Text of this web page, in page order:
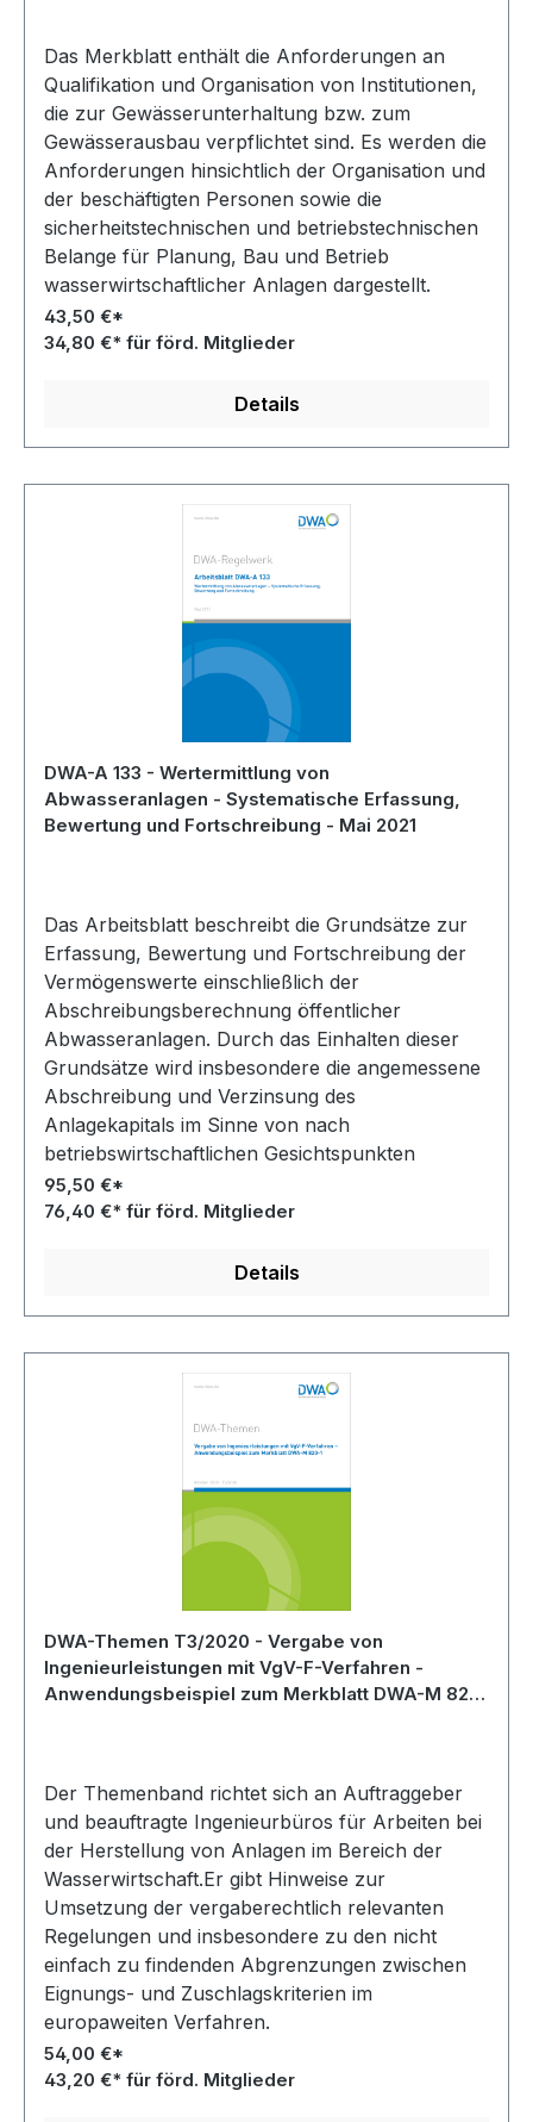
Das Merkblatt enthält die Anforderungen an
Qualifikation und Organisation von Institutionen,
die zur Gewässerunterhaltung bzw. zum
Gewässerausbau verpflichtet sind. Es werden die
Anforderungen hinsichtlich der Organisation und
der beschäftigten Personen sowie die
sicherheitstechnischen und betriebstechnischen
Belange für Planung, Bau und Betrieb
wasserwirtschaftlicher Anlagen dargestellt.
43,50 €*
34,80 €* für förd. Mitglieder
Details
DWA-A 133 - Wertermittlung von
Abwasseranlagen - Systematische Erfassung,
Bewertung und Fortschreibung - Mai 2021
Das Arbeitsblatt beschreibt die Grundsätze zur
Erfassung, Bewertung und Fortschreibung der
Vermögenswerte einschließlich der
Abschreibungsberechnung öffentlicher
Abwasseranlagen. Durch das Einhalten dieser
Grundsätze wird insbesondere die angemessene
Abschreibung und Verzinsung des
Anlagekapitals im Sinne von nach
betriebswirtschaftlichen Gesichtspunkten
ermittelten Entgelten gewährleistet.
95,50 €*
76,40 €* für förd. Mitglieder
Details
DWA-Themen T3/2020 - Vergabe von
Ingenieurleistungen mit VgV-F-Verfahren -
Anwendungsbeispiel zum Merkblatt DWA-M 820-
Der Themenband richtet sich an Auftraggeber
und beauftragte Ingenieurbüros für Arbeiten bei
der Herstellung von Anlagen im Bereich der
Wasserwirtschaft.Er gibt Hinweise zur
Umsetzung der vergaberechtlich relevanten
Regelungen und insbesondere zu den nicht
einfach zu findenden Abgrenzungen zwischen
Eignungs- und Zuschlagskriterien im
europaweiten Verfahren.
54,00 €*
43,20 €* für förd. Mitglieder